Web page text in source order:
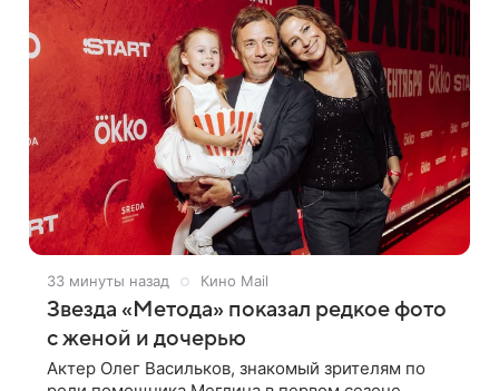
33 минуты назад Кино Mail
Звезда «Метода» показал редкое фото
с женой и дочерью
Актер Олег Васильков, знакомый зрителям по